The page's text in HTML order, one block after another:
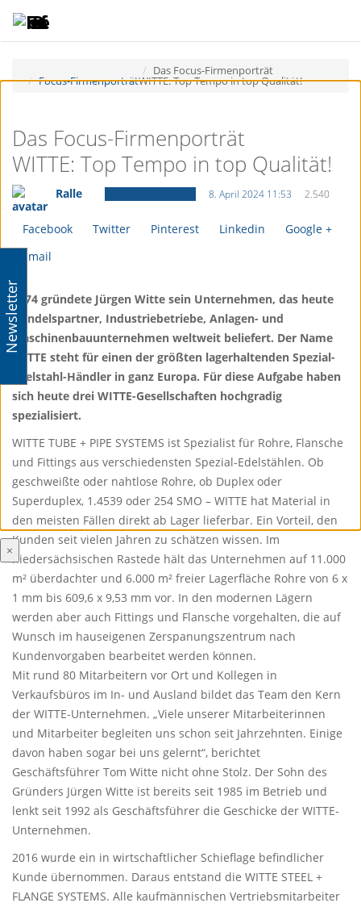
Focus-Firmenporträt
Das Focus-Firmenporträt
WITTE: Top Tempo in top Qualität!
Das Focus-Firmenporträt
WITTE: Top Tempo in top Qualität!
Ralle 8. April 2024 11:53 2.540
Facebook Twitter Pinterest Linkedin
Google +
Email
1974 gründete Jürgen Witte sein Unternehmen, das heute
Handelspartner, Industriebetriebe, Anlagen- und
Maschinenbauunternehmen weltweit beliefert. Der Name
WITTE steht für einen der größten lagerhaltenden Spezial-
Edelstahl-Händler in ganz Europa. Für diese Aufgabe haben
sich heute drei WITTE-Gesellschaften hochgradig
spezialisiert.
WITTE TUBE + PIPE SYSTEMS ist Spezialist für Rohre, Flansche
und Fittings aus verschiedensten Spezial-Edelstählen. Ob
geschweißte oder nahtlose Rohre, ob Duplex oder
Superduplex, 1.4539 oder 254 SMO – WITTE hat Material in
den meisten Fällen direkt ab Lager lieferbar. Ein Vorteil, den
Kunden seit vielen Jahren zu schätzen wissen. Im
niedersächsischen Rastede hält das Unternehmen auf 11.000
m² überdachter und 6.000 m² freier Lagerfläche Rohre von 6 x
1 mm bis 609,6 x 9,53 mm vor. In den modernen Lägern
werden aber auch Fittings und Flansche vorgehalten, die auf
Wunsch im hauseigenen Zerspanungszentrum nach
Kundenvorgaben bearbeitet werden können.
Mit rund 80 Mitarbeitern vor Ort und Kollegen in
Verkaufsbüros im In- und Ausland bildet das Team den Kern
der WITTE-Unternehmen. „Viele unserer Mitarbeiterinnen
und Mitarbeiter begleiten uns schon seit Jahrzehnten. Einige
davon haben sogar bei uns gelernt“, berichtet
Geschäftsführer Tom Witte nicht ohne Stolz. Der Sohn des
Gründers Jürgen Witte ist bereits seit 1985 im Betrieb und
lenkt seit 1992 als Geschäftsführer die Geschicke der WITTE-
Unternehmen.
2016 wurde ein in wirtschaftlicher Schieflage befindlicher
Kunde übernommen. Daraus entstand die WITTE STEEL +
FLANGE SYSTEMS. Alle kaufmännischen Vertriebsmitarbeiter
×
Newsletter